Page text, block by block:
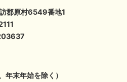
郡原村6549番地1
年末年始を除く）